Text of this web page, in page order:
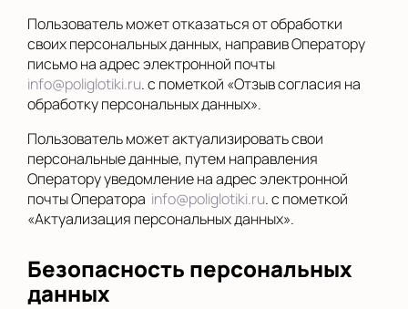
Пользователь может отказаться от обработки
своих персональных данных, направив Оператору
письмо на адрес электронной почты
info@poliglotiki.ru. с пометкой «Отзыв согласия на
обработку персональных данных».
Пользователь может актуализировать свои
персональные данные, путем направления
Оператору уведомление на адрес электронной
почты Оператора info@poliglotiki.ru. с пометкой
«Актуализация персональных данных».
Безопасность персональных
данных